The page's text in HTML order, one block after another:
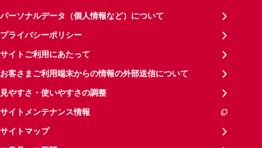
パーソナルデータ（個人情報など）について
プライバシーポリシー
サイトご利用にあたって
お客さまご利用端末からの情報の外部送信について
見やすさ・使いやすさの調整
サイトメンテナンス情報
サイトマップ